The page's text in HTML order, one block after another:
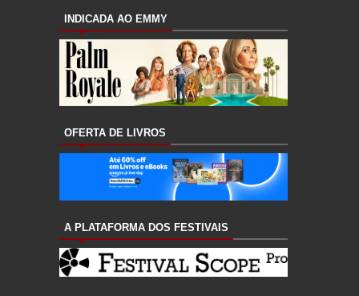
INDICADA AO EMMY
OFERTA DE LIVROS
A PLATAFORMA DOS FESTIVAIS